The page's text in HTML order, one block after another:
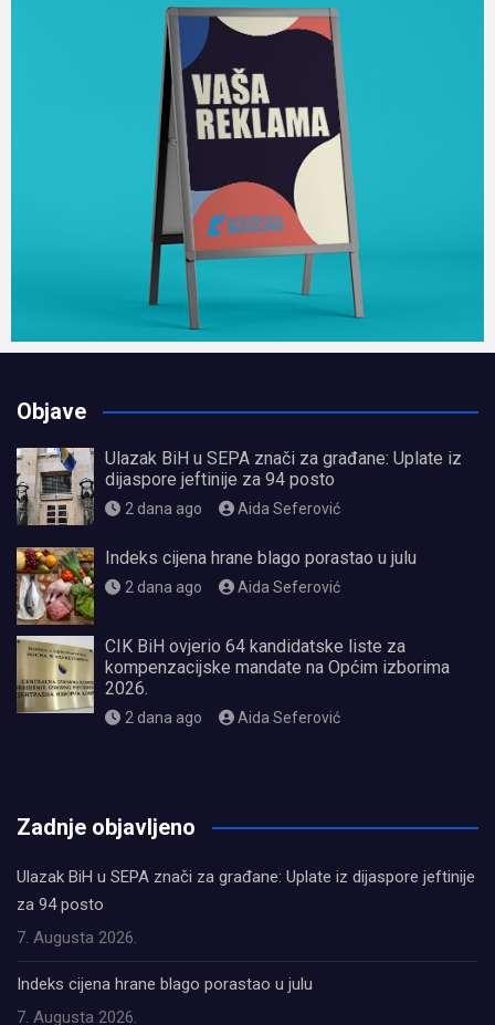
Objave
Ulazak BiH u SEPA znači za građane: Uplate iz
dijaspore jeftinije za 94 posto
2 dana ago Aida Seferović
Indeks cijena hrane blago porastao u julu
2 dana ago Aida Seferović
CIK BiH ovjerio 64 kandidatske liste za
kompenzacijske mandate na Općim izborima
2026.
2 dana ago Aida Seferović
Zadnje objavljeno
Ulazak BiH u SEPA znači za građane: Uplate iz dijaspore jeftinije
za 94 posto
7. Augusta 2026.
Indeks cijena hrane blago porastao u julu
7. Augusta 2026.